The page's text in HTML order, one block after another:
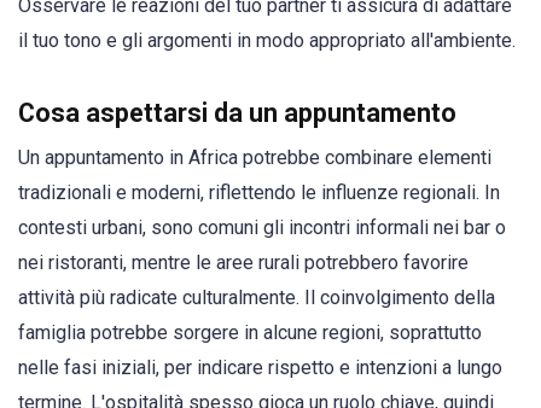
Osservare le reazioni del tuo partner ti assicura di adattare
il tuo tono e gli argomenti in modo appropriato all'ambiente.
Cosa aspettarsi da un appuntamento
Un appuntamento in Africa potrebbe combinare elementi
tradizionali e moderni, riflettendo le influenze regionali. In
contesti urbani, sono comuni gli incontri informali nei bar o
nei ristoranti, mentre le aree rurali potrebbero favorire
attività più radicate culturalmente. Il coinvolgimento della
famiglia potrebbe sorgere in alcune regioni, soprattutto
nelle fasi iniziali, per indicare rispetto e intenzioni a lungo
termine. L'ospitalità spesso gioca un ruolo chiave, quindi